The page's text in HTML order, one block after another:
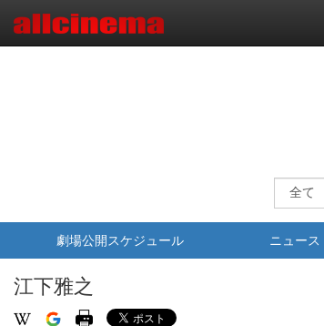
劇場公開スケジュール ニュース
江下雅之